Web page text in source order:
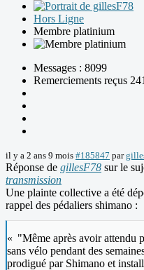
Hors Ligne
Membre platinium
Messages : 8099
Remerciements reçus
il y a 2 ans 9 mois #185847 par
Réponse de gillesF78 sur le
transmission
Une plainte collective a été
rappel des pédaliers shimano :
« "Même après avoir attendu
sans vélo pendant des
prodigué par Shimano et